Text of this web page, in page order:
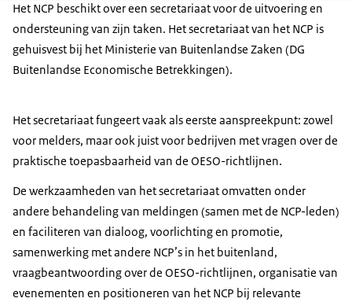
Het NCP beschikt over een secretariaat voor de uitvoering en
ondersteuning van zijn taken. Het secretariaat van het NCP is
gehuisvest bij het Ministerie van Buitenlandse Zaken (DG
Buitenlandse Economische Betrekkingen).
Het secretariaat fungeert vaak als eerste aanspreekpunt: zowel
voor melders, maar ook juist voor bedrijven met vragen over de
praktische toepasbaarheid van de OESO-richtlijnen.
De werkzaamheden van het secretariaat omvatten onder
andere behandeling van meldingen (samen met de NCP-leden)
en faciliteren van dialoog, voorlichting en promotie,
samenwerking met andere NCP’s in het buitenland,
vraagbeantwoording over de OESO-richtlijnen, organisatie van
evenementen en positioneren van het NCP bij relevante